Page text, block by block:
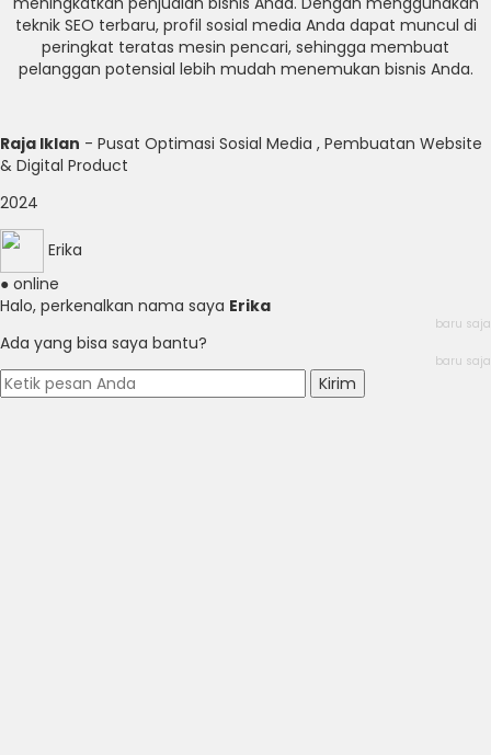
teknik SEO terbaru, profil sosial media Anda dapat muncul di
peringkat teratas mesin pencari, sehingga membuat
pelanggan potensial lebih mudah menemukan bisnis Anda.
Raja Iklan - Pusat Optimasi Sosial Media , Pembuatan Website
& Digital Product
2024
Erika
● online
Halo, perkenalkan nama saya Erika
baru saja
Ada yang bisa saya bantu?
baru saja
Kirim